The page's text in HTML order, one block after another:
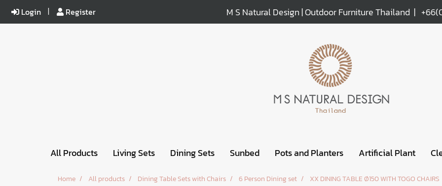
Login Register M S Natural Design | Outdoor Furniture Thailand |
All Products Living Sets Dining Sets Sunbed Pots and Planters Artificial Plant
Home All products Dining Table Sets with Chairs 6 Person Dining set XX DINING TABLE Ø150 WITH TOGO CHAIRS